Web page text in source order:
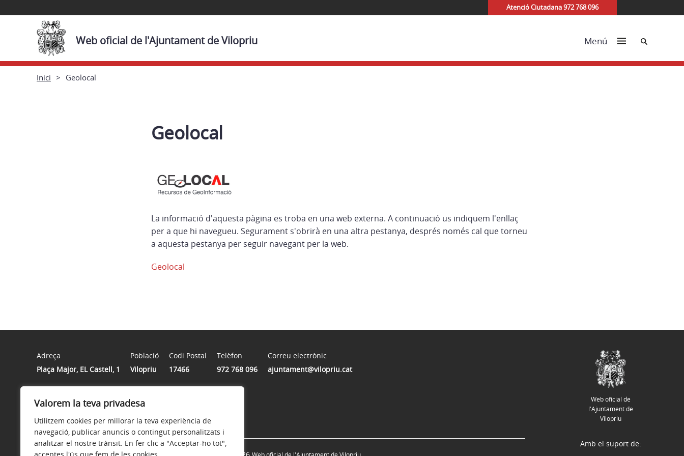
Valorem la teva privadesa
Utilitzem cookies per millorar la teva experiència de
navegació, publicar anuncis o contingut personalitzats i
analitzar el nostre trànsit. En fer clic a "Acceptar-ho tot",
Atenció Ciutadana 972 768 096
Web oficial de l'Ajuntament de Vilopriu Menú Cerca
Inici Geolocal
Geolocal
La informació d'aquesta pàgina es troba en una web externa. A continuació us indiquem l'enllaç
per a que hi navegueu. Segurament s'obrirà en una altra pestanya, després només cal que torneu
a aquesta pestanya per seguir navegant per la web.
Geolocal
Adreça
Plaça Major, EL Castell, 1
Població
Vilopriu
Codi Postal
17466
Telèfon
972 768 096
Correu electrònic
ajuntament@vilopriu.cat
Horari
Dilluns de 16 a 20 hores
Web oficial de
l'Ajuntament de
Vilopriu
Amb el suport de: